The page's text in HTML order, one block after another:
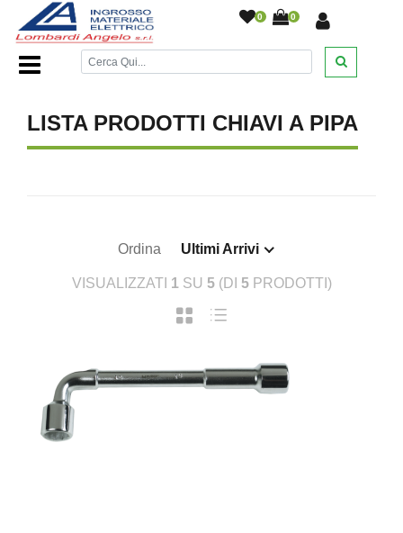
0 0
Home Page/DESANTIS////
LISTA PRODOTTI CHIAVI A PIPA
Ordina Ultimi Arrivi
VISUALIZZATI 1 SU 5(DI 5PRODOTTI)